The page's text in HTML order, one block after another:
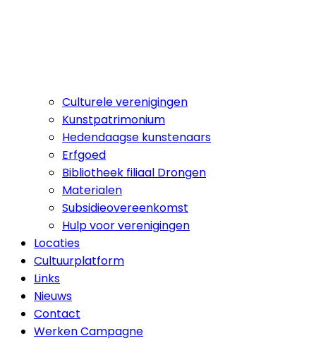
Culturele verenigingen
Kunstpatrimonium
Hedendaagse kunstenaars
Erfgoed
Bibliotheek filiaal Drongen
Materialen
Subsidieovereenkomst
Hulp voor verenigingen
Locaties
Cultuurplatform
Links
Nieuws
Contact
Werken Campagne